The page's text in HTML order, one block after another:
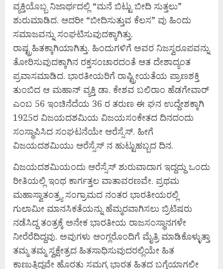
ವ್ಯಕ್ತಿಯೊಬ್ಬ ನಿಜಾರ್ಥದಲ್ಲಿ “ಮನೆ ಬಿಟ್ಟು ಬೀದಿ ಸುತ್ತಲು”
ಶುರುಮಾಡಿದ. ಆದರೀ “ಬೀದಿಸುತ್ತುವ ಕೆಲಸ” ವು ಹಿಂದು
ಸಮಾಜವನ್ನು ಸಂಘಟಿಸುವುದಕ್ಕಾಗಿತ್ತು.
ರಾಷ್ಟ್ರಹಿತಕ್ಕಾಗಿಯಾಗಿತ್ತು. ಹಿಂದುಗಳಿಗೆ ಅವರ ನಿಜಸ್ವರೂಪವನ್ನು
ತೋರಿಸುವುದಕ್ಕಾಗಿನ ರಕ್ತಸಂಚಾರದಂತೆ ಆತ ದೇಶಾದ್ಯಂತ
ಪ್ರವಾಸಮಾಡಿದ. ಭಾರತೀಯರಿಗೆ ರಾಷ್ಟ್ರೀಯತೆಯ ಪ್ರಾಣಶಕ್ತಿ
ತುಂಬಿದ ಆ ಮಹಾನ್ ವ್ಯಕ್ತಿ ಡಾ. ಕೇಶವ ಬಲಿರಾಂ ಹೆಡಗೇವಾರ್
ಎಂಬ 56 ಇಂಚಿನೆದೆಯ 36 ರ ತರುಣ ಈ ಘನ ಉದ್ದೇಶಕ್ಕಾಗಿ
1925ರ ವಿಜಯದಶಮಿಯ ವಿಜಯಸಂಕೇತದ ದಿನದಂದು
ಸಂಸ್ಥಾಪಿಸಿದ ಸಂಘಟನೆಯೇ ಆರೆಸ್ಸೆಸ್. ಹೀಗೆ
ವಿಜಯದಶಮಿಯು ಆರೆಸ್ಸೆಸ್ ನ ಹುಟ್ಟುಹಬ್ಬದ ದಿನ.
ವಿಜಯದಶಮಿಯಂದು ಆರೆಸ್ಸೆಸ್ ಶುರುವಾದಾಗ ಇದ್ದದ್ದು ಒಂದು
ರೀತಿಯಲ್ಲಿ ಇಂಥ ಕಾರ್ಗತ್ತಲ ವಾತಾವರಣವೇ. ಪ್ರಥಮ
ಮಹಾಸ್ವಾತಂತ್ರ್ಯ ಸಂಗ್ರಾಮದ ನಂತರ ಭಾರತೀಯರಲ್ಲಿ
ಗುಲಾಮೀ ಮಾನಸಿಕತೆಯನ್ನು ಹೆಮ್ಮರವಾಗಿಸಲು ಬ್ರಿಟಿಷರು
ನಡೆಸಿದ್ದ ತಂತ್ರಕ್ಕೆ ಅನೇಕ ಭಾರತೀಯ ರಾಜಸಂಸ್ಥಾನಗಳೇ
ನೀರೆರೆದಿದ್ದವು. ಅವುಗಳು ಆಂಗ್ಲರೊಂದಿಗೆ ಮೈತ್ರಿ ಮಾಡಿಕೊಳ್ಳುತ್ತಾ
ತಮ್ಮ ತಮ್ಮ ಸ್ವಕ್ಷೇತ್ರದ ಹಿತಸಾಧಿಸುವುದರಲ್ಲಿಯೇ ಹಿತ
ಕಾಣುತ್ತಿದ್ದವೇ ಹೊರತು ಸಮಗ್ರ ಭಾರತ ಹಿತದ ಬಗ್ಗೆಯಾಗಲೀ